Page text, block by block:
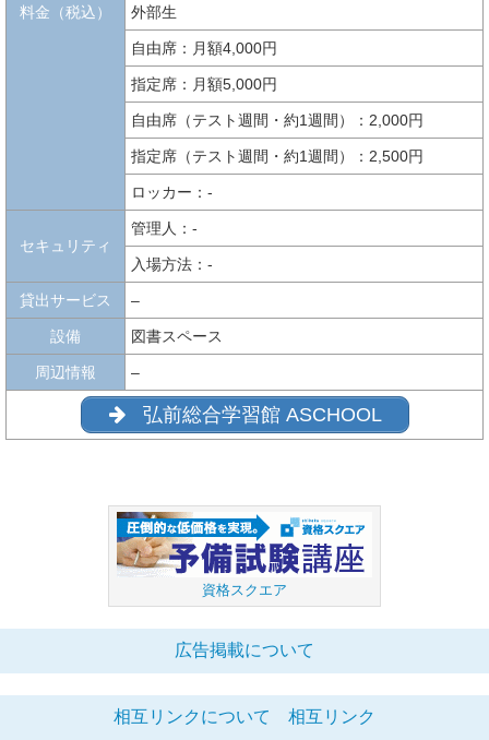
料金（税込） 外部生
自由席：月額4,000円
指定席：月額5,000円
自由席（テスト週間・約1週間）：2,000円
指定席（テスト週間・約1週間）：2,500円
ロッカー：-
セキュリティ
管理人：-
入場方法：-
貸出サービス –
設備 図書スペース
周辺情報 –
弘前総合学習館 ASCHOOL
資格スクエア
広告掲載について
相互リンクについて 相互リンク